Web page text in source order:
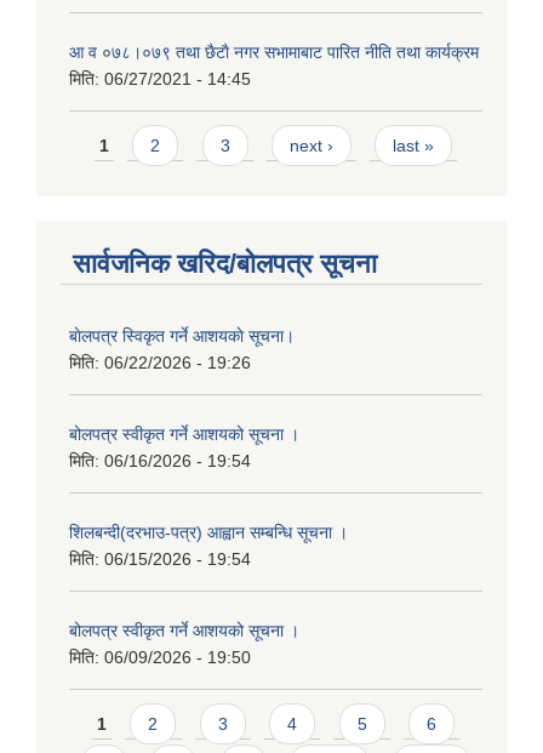
आ‍ व ०७८।०७९ तथा छैटाै नगर सभामाबाट पारित नीति तथा कार्यक्रम
मिति: 06/27/2021 - 14:45
Pages
1 2 3 next › last »
सार्वजनिक खरिद/बोलपत्र सूचना
बाेलपत्र स्विकृत गर्ने आशयकाे सूचना।
मिति: 06/22/2026 - 19:26
बोलपत्र स्वीकृत गर्ने आशयको सूचना ।
मिति: 06/16/2026 - 19:54
शिलबन्दी(दरभाउ-पत्र) आह्वान सम्बन्धि सूचना ।
मिति: 06/15/2026 - 19:54
बोलपत्र स्वीकृत गर्ने आशयको सूचना ।
मिति: 06/09/2026 - 19:50
Pages
1 2 3 4 5 6